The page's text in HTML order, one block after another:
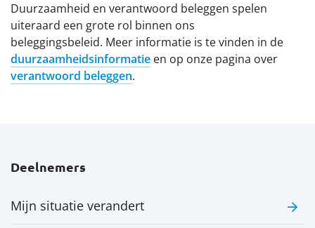
Duurzaamheid en verantwoord beleggen spelen
uiteraard een grote rol binnen ons
beleggingsbeleid. Meer informatie is te vinden in de
duurzaamheidsinformatie en op onze pagina over
verantwoord beleggen.
Deelnemers
Mijn situatie verandert